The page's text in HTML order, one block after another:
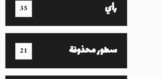
رأي 35
سطور محذوفة 21